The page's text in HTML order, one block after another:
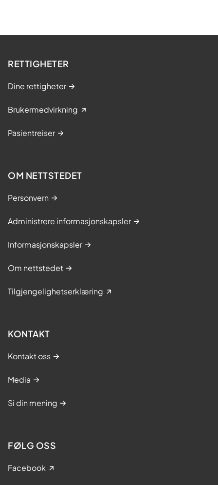
RETTIGHETER
Dine rettigheter
Brukermedvirkning
Pasientreiser
OM NETTSTEDET
Personvern
Administrere informasjonskapsler
Informasjonskapsler
Om nettstedet
Tilgjengelighetserklæring
KONTAKT
Kontakt oss
Media
Si din mening
FØLG OSS
Facebook